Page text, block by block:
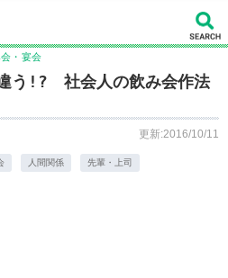
・宴会
う!? 社会人の飲み会作法
更新:2016/10/11
人間関係 先輩・上司